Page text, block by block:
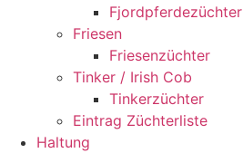
Fjordpferdezüchter
Friesen
Friesenzüchter
Tinker / Irish Cob
Tinkerzüchter
Eintrag Züchterliste
Haltung